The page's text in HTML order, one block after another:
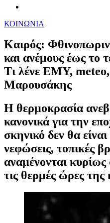
ΚΟΙΝΩΝΙΑ
Καιρός:
και ανέμους έως το
Τι λένε ΕΜΥ,
Μαρουσάκης
Η θερμοκρασία
κανονικά για την
σκηνικό δεν θα
νεφώσεις, τοπικές
αναμένονται
τις θερμές ώρες της